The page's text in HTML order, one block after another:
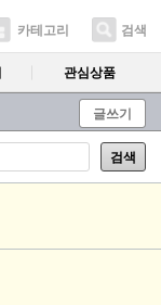
카테고리 검색
관심상품
글쓰기
검색